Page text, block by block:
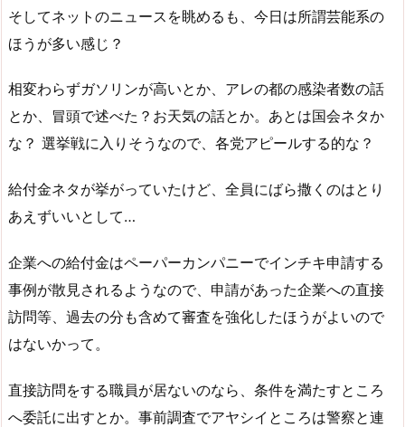
そしてネットのニュースを眺めるも、今日は所謂芸能系の
ほうが多い感じ？
相変わらずガソリンが高いとか、アレの都の感染者数の話
とか、冒頭で述べた？お天気の話とか。あとは国会ネタか
な？ 選挙戦に入りそうなので、各党アピールする的な？
給付金ネタが挙がっていたけど、全員にばら撒くのはとり
あえずいいとして…
企業への給付金はペーパーカンパニーでインチキ申請する
事例が散見されるようなので、申請があった企業への直接
訪問等、過去の分も含めて審査を強化したほうがよいので
はないかって。
直接訪問をする職員が居ないのなら、条件を満たすところ
へ委託に出すとか。事前調査でアヤシイところは警察と連